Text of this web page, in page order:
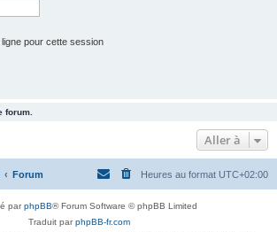
pour cette session
forum.
Aller à
Forum Heures au format UTC+02:00
parphpBB® Forum Software © phpBB Limited
Traduit parphpBB-fr.com